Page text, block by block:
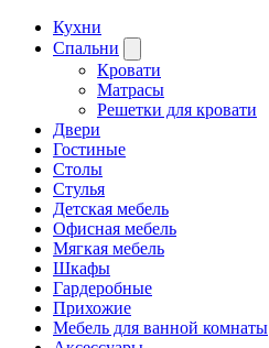
Кухни
Спальни
Кровати
Матрасы
Решетки для кровати
Двери
Гостиные
Столы
Стулья
Детская мебель
Офисная мебель
Мягкая мебель
Шкафы
Гардеробные
Прихожие
Мебель для ванной комнаты